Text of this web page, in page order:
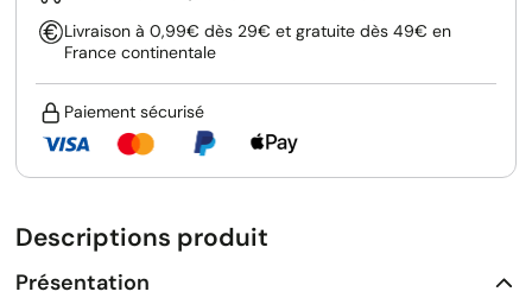
Livraison à 0,99€ dès 29€ et gratuite dès 49€ en
France continentale
Paiement sécurisé
Descriptions produit
Présentation